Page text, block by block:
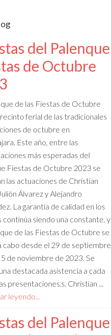
del Palenque
de Octubre
de las Fiestas de Octubre
ferial de las tradicionales
de octubre en
Este año, entre las
más esperadas del
Fiestas de Octubre 2023 se
las actuaciones de Christian
Álvarez y Alejandro
La garantía de calidad en los
continúa siendo una constante, y
de las Fiestas de Octubre se
cabo desde el 29 de septiembre
5 de noviembre de 2023. Se
destacada asistencia a cada
presentaciones.s. Christian ...
leyendo...
del Palenque